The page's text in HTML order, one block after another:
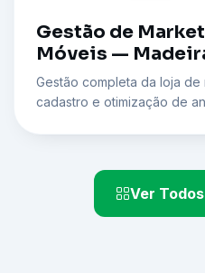
Gestão de
Móveis —
Gestão completa da loja
cadastro e otimização de
Ver